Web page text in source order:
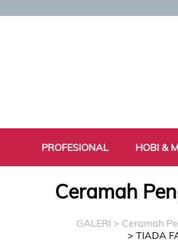
PROFESIONAL HOBI &
Ceramah
GALERI > Ceramah
> TIADA